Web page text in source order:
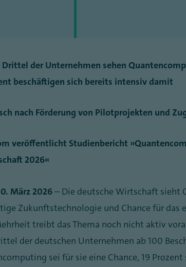
der Unternehmen sehen
beschäftigen sich bereits intensiv damit
nach Förderung von Pilotprojekten und
veröffentlicht Studienbericht
2026“
März 2026– Die deutsche Wirtschaft sieht
Zukunftstechnologie und Chance für das
treibt das Thema noch nicht aktiv
der deutschen Unternehmen ab 100
sei für sie eine Chance, 19